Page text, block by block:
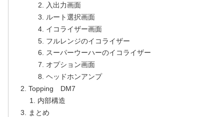
入出力画面
ルート選択画面
イコライザー画面
フルレンジのイコライザー
スーパーウーハーのイコライザー
オプション画面
ヘッドホンアンプ
Topping DM7
内部構造
まとめ